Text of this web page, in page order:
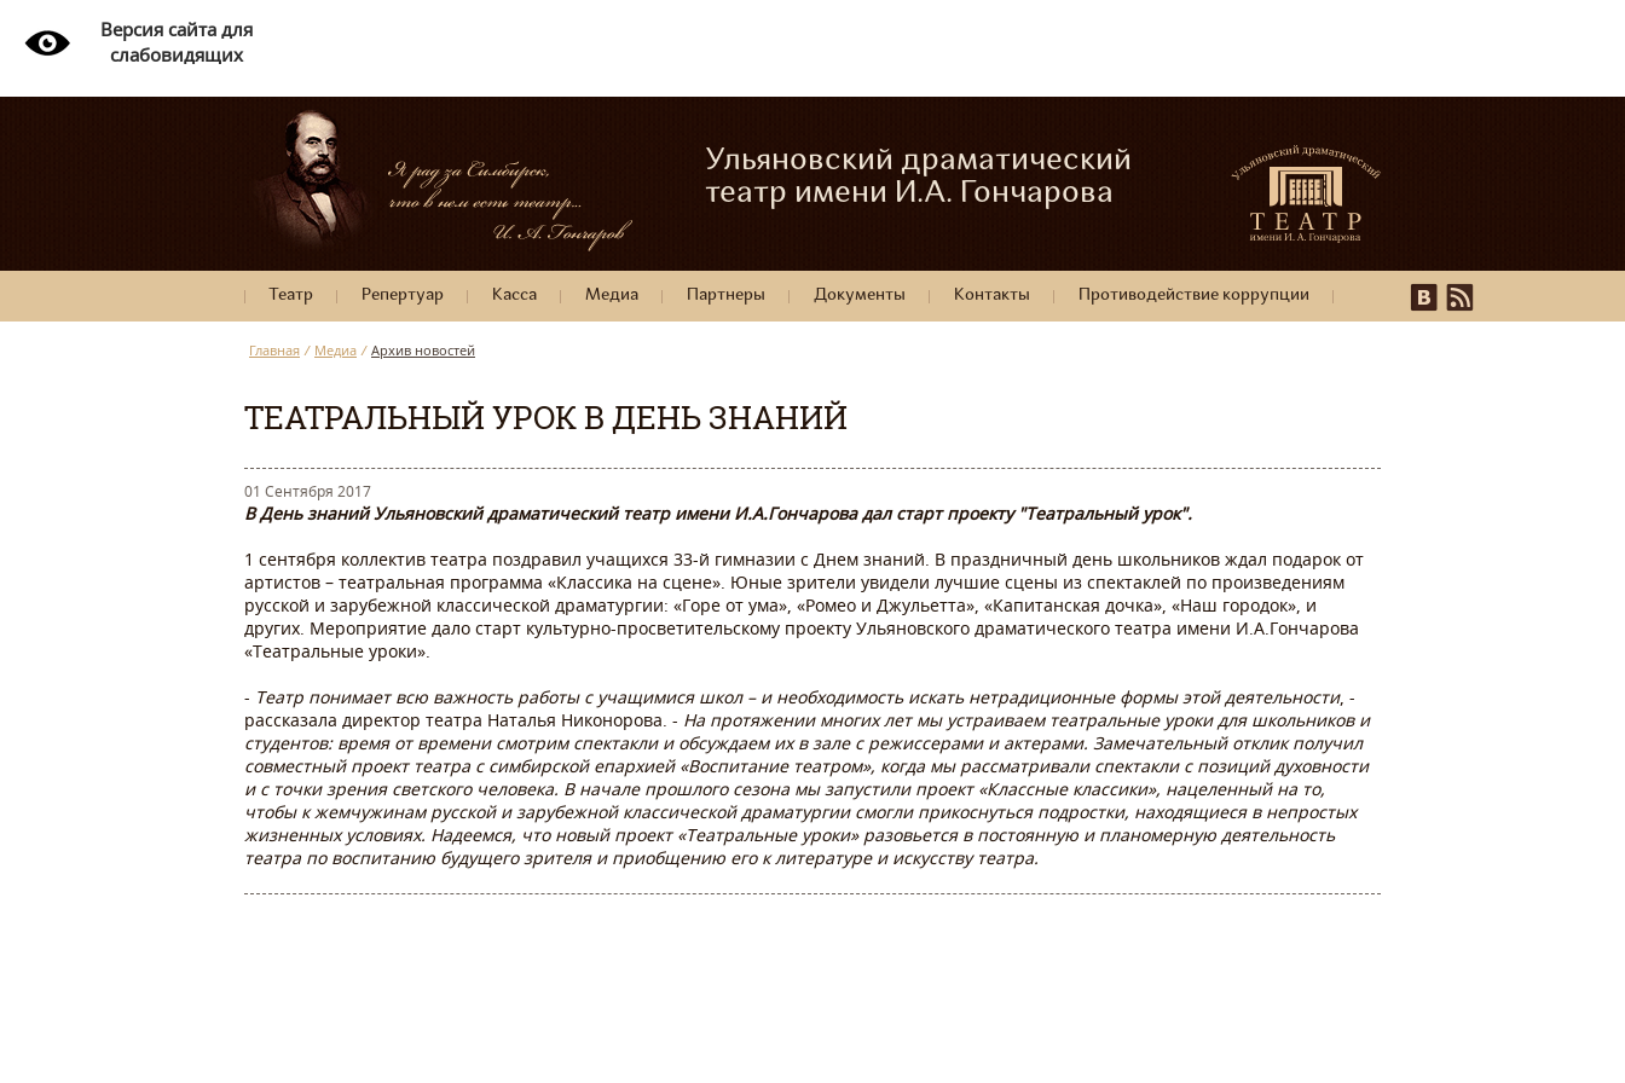
Версия сайта для
слабовидящих
Ульяновский драматический
театр имени И.А. Гончарова
Театр Репертуар Касса Медиа Партнеры Документы Контакты Противодействие коррупции
Главная / Медиа / Архив новостей
ТЕАТРАЛЬНЫЙ УРОК В ДЕНЬ ЗНАНИЙ
01 Сентября 2017
В День знаний Ульяновский драматический театр имени И.А.Гончарова дал старт проекту "Театральный урок".
1 сентября коллектив театра поздравил учащихся 33-й гимназии с Днем знаний. В праздничный день школьников ждал подарок от
артистов – театральная программа «Классика на сцене». Юные зрители увидели лучшие сцены из спектаклей по произведениям
русской и зарубежной классической драматургии: «Горе от ума», «Ромео и Джульетта», «Капитанская дочка», «Наш городок», и
других. Мероприятие дало старт культурно-просветительскому проекту Ульяновского драматического театра имени И.А.Гончарова
«Театральные уроки».
- Театр понимает всю важность работы с учащимися школ – и необходимость искать нетрадиционные формы этой деятельности, -
рассказала директор театра Наталья Никонорова. - На протяжении многих лет мы устраиваем театральные уроки для школьников и
студентов: время от времени смотрим спектакли и обсуждаем их в зале с режиссерами и актерами. Замечательный отклик получил
совместный проект театра с симбирской епархией «Воспитание театром», когда мы рассматривали спектакли с позиций духовности
и с точки зрения светского человека. В начале прошлого сезона мы запустили проект «Классные классики», нацеленный на то,
чтобы к жемчужинам русской и зарубежной классической драматургии смогли прикоснуться подростки, находящиеся в непростых
жизненных условиях. Надеемся, что новый проект «Театральные уроки» разовьется в постоянную и планомерную деятельность
театра по воспитанию будущего зрителя и приобщению его к литературе и искусству театра.